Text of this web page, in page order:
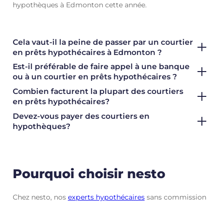
hypothèques à Edmonton cette année.
Cela vaut-il la peine de passer par un courtier
en prêts hypothécaires à Edmonton ?
Est-il préférable de faire appel à une banque
ou à un courtier en prêts hypothécaires ?
Combien facturent la plupart des courtiers
en prêts hypothécaires?
Devez-vous payer des courtiers en
hypothèques?
Pourquoi choisir nesto
Chez nesto, nos experts hypothécairessans commission